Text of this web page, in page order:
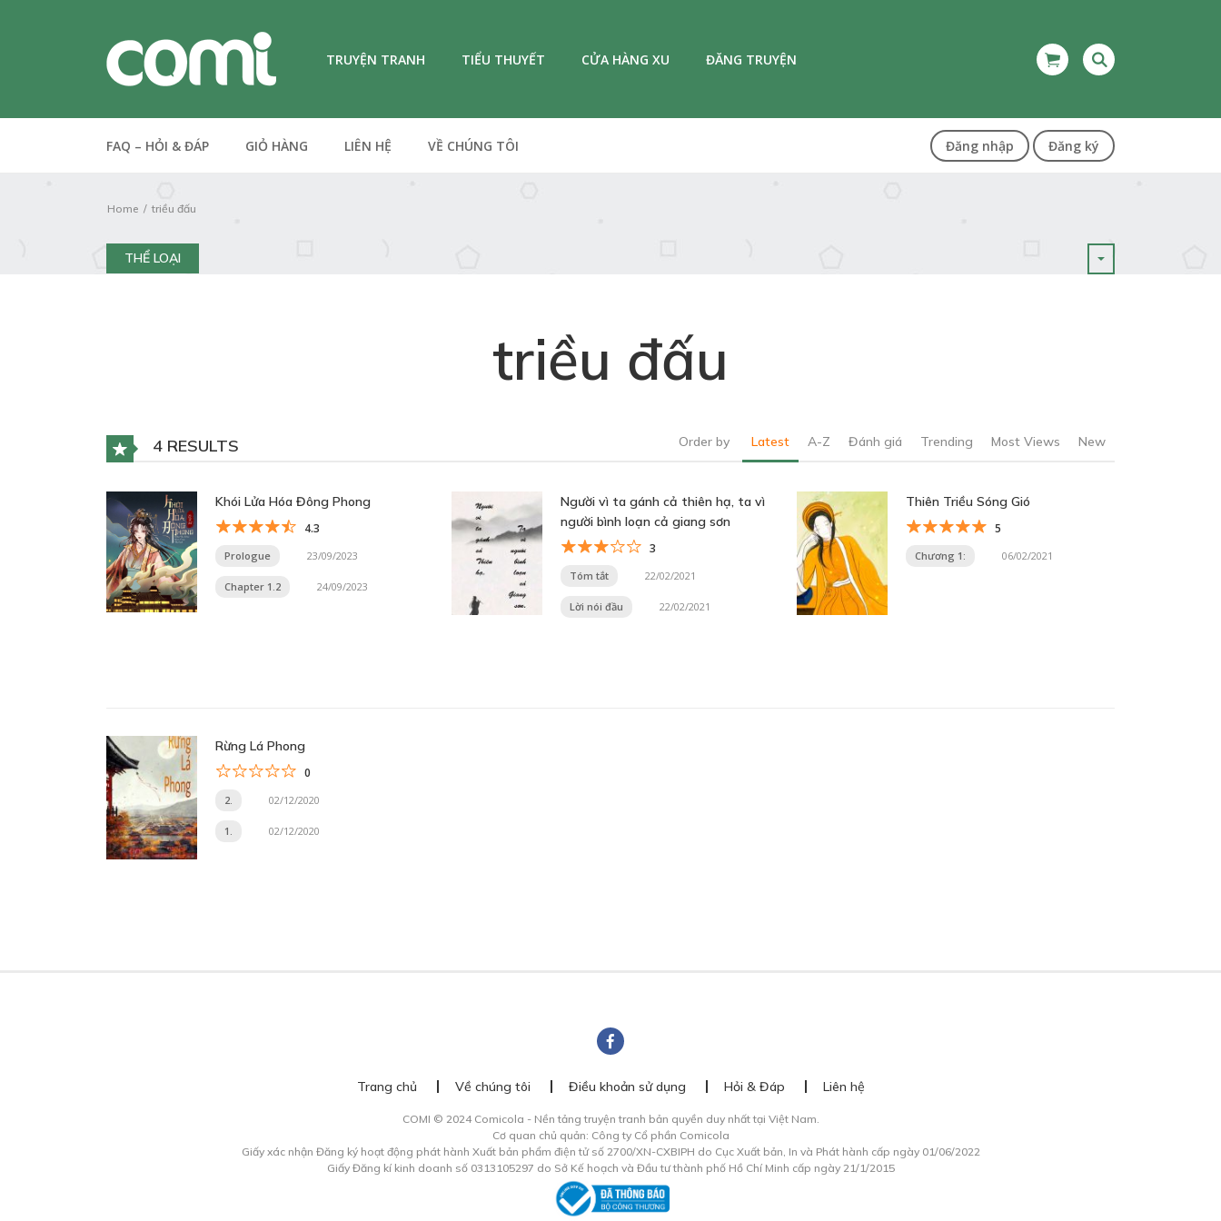
TRUYỆN TRANH TIỂU THUYẾT CỬA HÀNG XU ĐĂNG TRUYỆN
FAQ – HỎI & ĐÁP GIỎ HÀNG LIÊN HỆ VỀ CHÚNG TÔI Đăng nhập Đăng ký
Home triều đấu
THỂ LOẠI
triều đấu
4 RESULTS Order by Latest A-Z Đánh giá Trending Most Views New
Khói Lửa Hóa Đông Phong
4.3
Prologue 23/09/2023
Chapter 1.2 24/09/2023
Người vì ta gánh cả thiên hạ, ta vì
người bình loạn cả giang sơn
3
Tóm tắt 22/02/2021
Lời nói đầu 22/02/2021
Thiên Triều Sóng Gió
5
Chương 1: 06/02/2021
Rừng Lá Phong
0
2. 02/12/2020
1. 02/12/2020
Trang chủ Về chúng tôi Điều khoản sử dụng Hỏi & Đáp Liên hệ
COMI © 2024 Comicola - Nền tảng truyện tranh bản quyền duy nhất tại Việt Nam.
Cơ quan chủ quản: Công ty Cổ phần Comicola
Giấy xác nhận Đăng ký hoạt động phát hành Xuất bản phẩm điện tử số 2700/XN-CXBIPH do Cục Xuất bản, In và Phát hành cấp ngày 01/06/2022
Giấy Đăng kí kinh doanh số 0313105297 do Sở Kế hoạch và Đầu tư thành phố Hồ Chí Minh cấp ngày 21/1/2015